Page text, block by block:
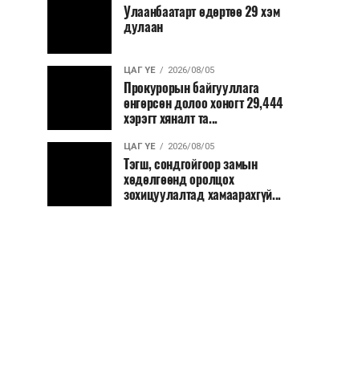
Улаанбаатарт өдөртөө 29 хэм
дулаан
ЦАГ ҮЕ 2026/08/05
Прокурорын байгууллага
өнгөрсөн долоо хоногт 29,444
хэрэгт хяналт та...
ЦАГ ҮЕ 2026/08/05
Тэгш, сондгойгоор замын
хөдөлгөөнд оролцох
зохицуулалтад хамаарахгүй...